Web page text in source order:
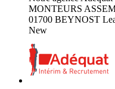
MONTEURS
01700 BEYNOST
New